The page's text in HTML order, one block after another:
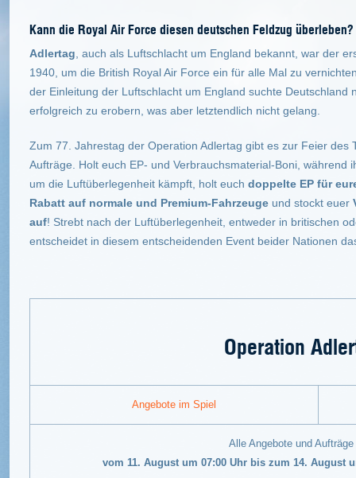
Kann die Royal Air Force diesen deutschen Feldzug überleben?
Adlertag , auch als Luftschlacht um England bekannt, war der
1940, um die British Royal Air Force ein für alle Mal zu
der Einleitung der Luftschlacht um England suchte
erfolgreich zu erobern, was aber letztendlich nicht gelang.
Zum 77. Jahrestag der Operation Adlertag gibt es zur Feier des
Aufträge. Holt euch EP- und Verbrauchsmaterial-Boni, während
um die Luftüberlegenheit kämpft, holt euch doppelte EP für
Rabatt auf normale und Premium-Fahrzeuge und stockt euer
auf! Strebt nach der Luftüberlegenheit, entweder in britischen
entscheidet in diesem entscheidenden Event beider Nationen
Operation
Angebote im Spiel
Alle Angebote und
vom 11. August um 07:00 Uhr bis zum 14. August